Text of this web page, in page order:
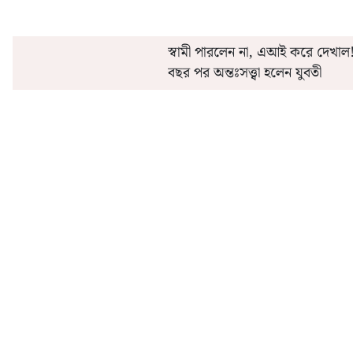
স্বামী পারলেন না, এআই করে
বছর পর অন্তঃসত্ত্বা হলেন যুবতী